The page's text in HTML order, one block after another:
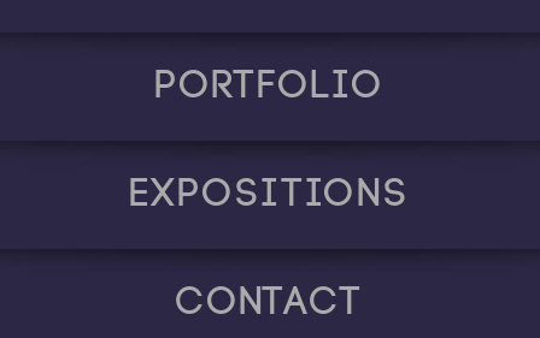
Portfolio
Expositions
Contact